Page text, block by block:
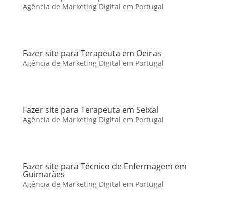
Agência de Marketing Digital em Portugal
Fazer site para Terapeuta em Oeiras
Agência de Marketing Digital em Portugal
Fazer site para Terapeuta em Seixal
Agência de Marketing Digital em Portugal
Fazer site para Técnico de Enfermagem em
Guimarães
Agência de Marketing Digital em Portugal